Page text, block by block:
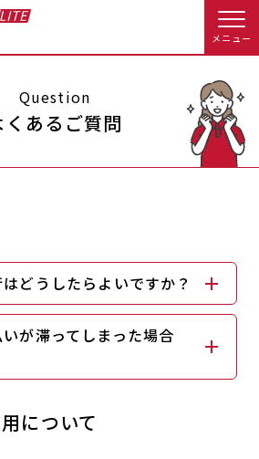
メニュー
オプション料金
店舗情報・サービス
店舗へのお問い合わせ
ービス等詳しく見る
ップ
料金のご案内
Question
くあるご質問
どうしたらよいですか？
が滞ってしまった場合
について